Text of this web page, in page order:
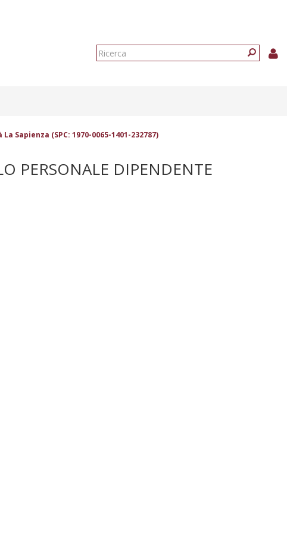
Form
Sapienza (SPC: 1970-0065-1401-232787)
PERSONALE DIPENDENTE